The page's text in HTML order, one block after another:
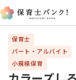
保育士
パート・アルバイト
小規模保育